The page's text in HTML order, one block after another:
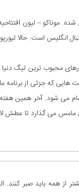
شده. موناکو – لیون
انگلیس است. حالا
محبوب ترین لیگ
مان شده. شنبه ها؛ ۴ بعد از
می شود. آخر همین
می گذارد تا عطش
از همه باید صبر کنند.